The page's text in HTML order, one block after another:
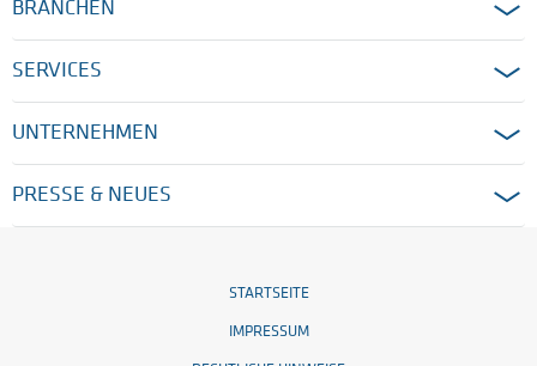
BRANCHEN
SERVICES
UNTERNEHMEN
PRESSE & NEUES
STARTSEITE
IMPRESSUM